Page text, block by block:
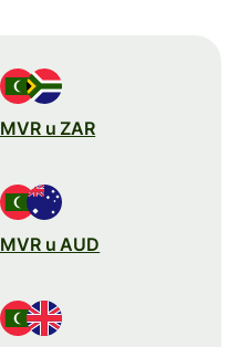
MVR u ZAR
MVR u AUD